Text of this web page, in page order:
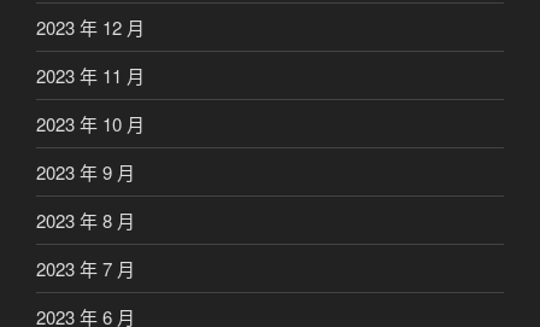
2023 年 12 月
2023 年 11 月
2023 年 10 月
2023 年 9 月
2023 年 8 月
2023 年 7 月
2023 年 6 月